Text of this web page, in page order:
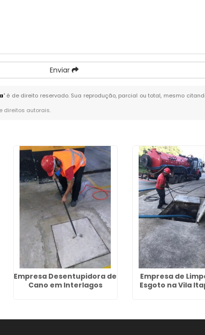
Enviar
" é de direito reservado. Sua reprodução, parcial ou total, mesmo
direitos autorais.
Empresa Desentupidora de
Cano em Interlagos
Empresa de
Esgoto na Vila